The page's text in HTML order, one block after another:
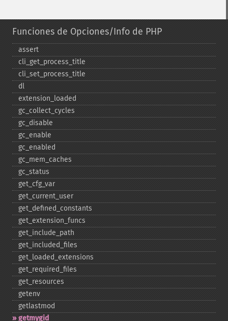
Funciones de Opciones/Info de PHP
assert
cli_​get_​process_​title
cli_​set_​process_​title
dl
extension_​loaded
gc_​collect_​cycles
gc_​disable
gc_​enable
gc_​enabled
gc_​mem_​caches
gc_​status
get_​cfg_​var
get_​current_​user
get_​defined_​constants
get_​extension_​funcs
get_​include_​path
get_​included_​files
get_​loaded_​extensions
get_​required_​files
get_​resources
getenv
getlastmod
getmygid